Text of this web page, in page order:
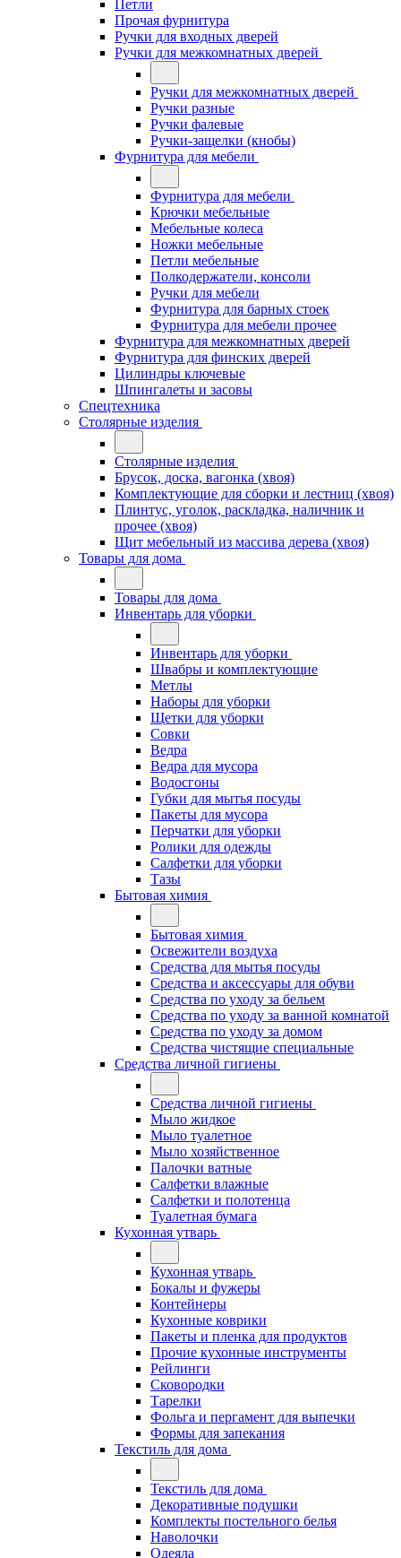
Петли
Прочая фурнитура
Ручки для входных дверей
Ручки для межкомнатных дверей
Ручки для межкомнатных дверей
Ручки разные
Ручки фалевые
Ручки-защелки (кнобы)
Фурнитура для мебели
Фурнитура для мебели
Крючки мебельные
Мебельные колеса
Ножки мебельные
Петли мебельные
Полкодержатели, консоли
Ручки для мебели
Фурнитура для барных стоек
Фурнитура для мебели прочее
Фурнитура для межкомнатных дверей
Фурнитура для финских дверей
Цилиндры ключевые
Шпингалеты и засовы
Спецтехника
Столярные изделия
Столярные изделия
Брусок, доска, вагонка (хвоя)
Комплектующие для сборки и лестниц (хвоя)
Плинтус, уголок, раскладка, наличник и
прочее (хвоя)
Щит мебельный из массива дерева (хвоя)
Товары для дома
Товары для дома
Инвентарь для уборки
Инвентарь для уборки
Швабры и комплектующие
Метлы
Наборы для уборки
Щетки для уборки
Совки
Ведра
Ведра для мусора
Водосгоны
Губки для мытья посуды
Пакеты для мусора
Перчатки для уборки
Ролики для одежды
Салфетки для уборки
Тазы
Бытовая химия
Бытовая химия
Освежители воздуха
Средства для мытья посуды
Средства и аксессуары для обуви
Средства по уходу за бельем
Средства по уходу за ванной комнатой
Средства по уходу за домом
Средства чистящие специальные
Средства личной гигиены
Средства личной гигиены
Мыло жидкое
Мыло туалетное
Мыло хозяйственное
Палочки ватные
Салфетки влажные
Салфетки и полотенца
Туалетная бумага
Кухонная утварь
Кухонная утварь
Бокалы и фужеры
Контейнеры
Кухонные коврики
Пакеты и пленка для продуктов
Прочие кухонные инструменты
Рейлинги
Сковородки
Тарелки
Фольга и пергамент для выпечки
Формы для запекания
Текстиль для дома
Текстиль для дома
Декоративные подушки
Комплекты постельного белья
Наволочки
Одеяла